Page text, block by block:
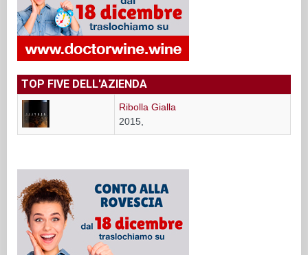
TOP FIVE DELL'AZIENDA
Ribolla Gialla
2015,